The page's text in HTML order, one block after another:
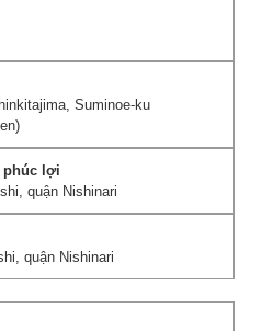
Suminoe-ku
quận Nishinari
quận Nishinari